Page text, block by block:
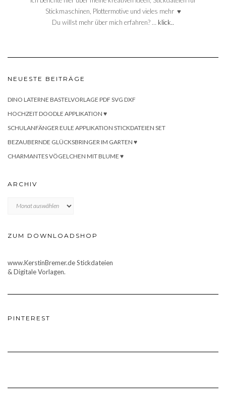
Stickmaschinen, Plottermotive und vieles mehr ♥
Du willst mehr über mich erfahren? … klick..
NEUESTE BEITRÄGE
DINO LATERNE BASTELVORLAGE PDF SVG DXF
HOCHZEIT DOODLE APPLIKATION ♥
SCHULANFÄNGER EULE APPLIKATION STICKDATEIEN SET
BEZAUBERNDE GLÜCKSBRINGER IM GARTEN ♥
CHARMANTES VÖGELCHEN MIT BLUME ♥
ARCHIV
ZUM DOWNLOADSHOP
www.KerstinBremer.de Stickdateien
& Digitale Vorlagen.
PINTEREST